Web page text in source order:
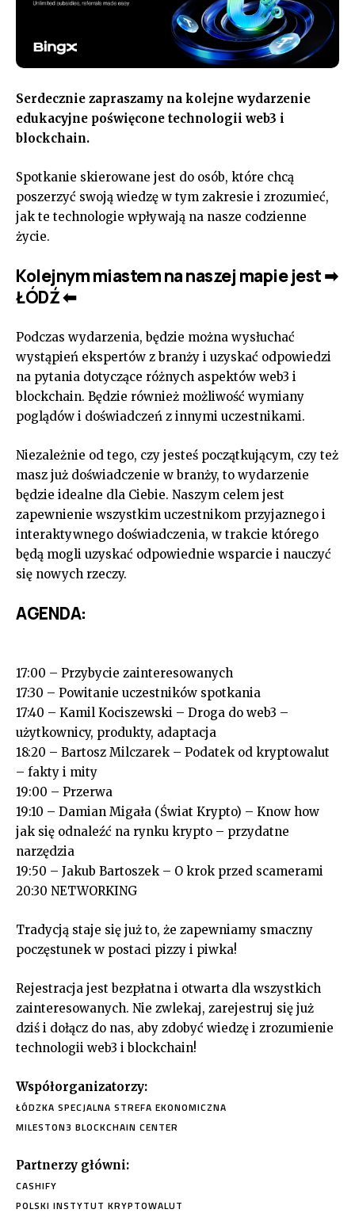
Serdecznie zapraszamy na kolejne wydarzenie
edukacyjne poświęcone technologii web3 i
blockchain.
Spotkanie skierowane jest do osób, które chcą
poszerzyć swoją wiedzę w tym zakresie i zrozumieć,
jak te technologie wpływają na nasze codzienne
życie.
Kolejnym miastem na naszej mapie jest ➡
ŁÓDŹ ⬅
Podczas wydarzenia, będzie można wysłuchać
wystąpień ekspertów z branży i uzyskać odpowiedzi
na pytania dotyczące różnych aspektów web3 i
blockchain. Będzie również możliwość wymiany
poglądów i doświadczeń z innymi uczestnikami.
Niezależnie od tego, czy jesteś początkującym, czy też
masz już doświadczenie w branży, to wydarzenie
będzie idealne dla Ciebie. Naszym celem jest
zapewnienie wszystkim uczestnikom przyjaznego i
interaktywnego doświadczenia, w trakcie którego
będą mogli uzyskać odpowiednie wsparcie i nauczyć
się nowych rzeczy.
AGENDA:
17:00 – Przybycie zainteresowanych
17:30 – Powitanie uczestników spotkania
17:40 – Kamil Kociszewski – Droga do web3 –
użytkownicy, produkty, adaptacja
18:20 – Bartosz Milczarek – Podatek od kryptowalut
– fakty i mity
19:00 – Przerwa
19:10 – Damian Migała (Świat Krypto) – Know how
jak się odnaleźć na rynku krypto – przydatne
narzędzia
19:50 – Jakub Bartoszek – O krok przed scamerami
20:30 NETWORKING
Tradycją staje się już to, że zapewniamy smaczny
poczęstunek w postaci pizzy i piwka!
Rejestracja jest bezpłatna i otwarta dla wszystkich
zainteresowanych. Nie zwlekaj, zarejestruj się już
dziś i dołącz do nas, aby zdobyć wiedzę i zrozumienie
technologii web3 i blockchain!
Współorganizatorzy:
ŁÓDZKA SPECJALNA STREFA EKONOMICZNA
MILESTON3 BLOCKCHAIN CENTER
Partnerzy główni:
CASHIFY
POLSKI INSTYTUT KRYPTOWALUT